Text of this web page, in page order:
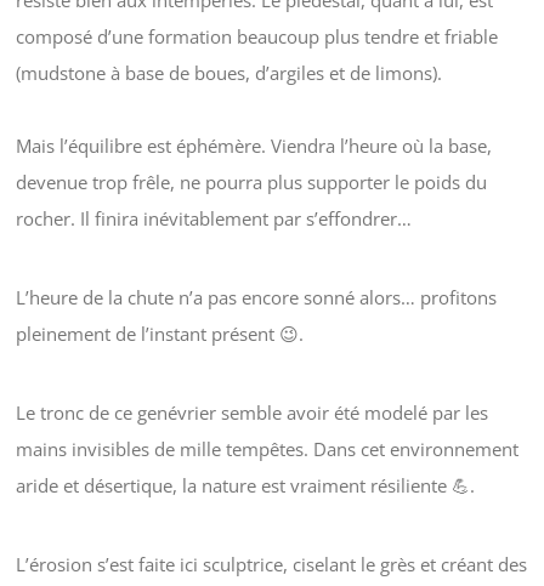
composé d’une formation beaucoup plus tendre et friable
(mudstone à base de boues, d’argiles et de limons).
Mais l’équilibre est éphémère. Viendra l’heure où la base,
devenue trop frêle, ne pourra plus supporter le poids du
rocher. Il finira inévitablement par s’effondrer…
L’heure de la chute n’a pas encore sonné alors… profitons
pleinement de l’instant présent 😉.
Le tronc de ce genévrier semble avoir été modelé par les
mains invisibles de mille tempêtes. Dans cet environnement
aride et désertique, la nature est vraiment résiliente 💪.
L’érosion s’est faite ici sculptrice, ciselant le grès et créant des